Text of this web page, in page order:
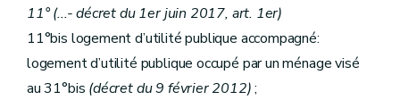
Sous-section 3 "De la procédure" (décret du 17/07/2018)
Art. 64
Art. 65
Art. 66 ...
Art. 67
11° (...- décret du 1er juin 2017, art. 1er)
11°bis logement d’utilité publique accompagné:
logement d’utilité publique occupé par un ménage visé
au 31°bis (décret du 9 février 2012);